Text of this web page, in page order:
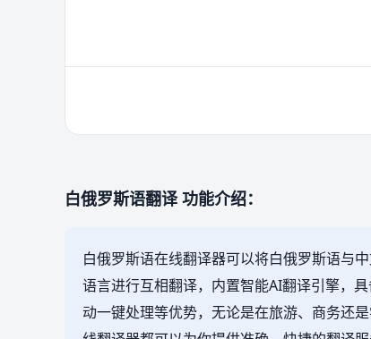
白俄罗斯语翻译 功能介绍：
白俄罗斯语在线翻译器可以将白俄罗斯语与
语言进行互相翻译，内置智能AI翻译引擎，
动一键处理等优势，无论是在旅游、商务还